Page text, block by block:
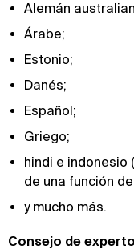
Alemán
Árabe;
Estonio;
Danés;
Español;
Griego;
hindi e indonesio
de una función
y mucho más.
Consejo de